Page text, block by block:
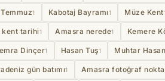
Temmuz1 Kabotaj Bayramı1 Müze Kent1
kent tarihi1 Amasra nerede1 Kemere
Dinçer1 Hasan Tuş1 Muhtar
gün batımı1 Amasra fotoğraf